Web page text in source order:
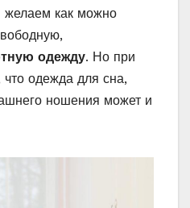
как можно
одежду. Но при
что одежда для сна,
ношения может и